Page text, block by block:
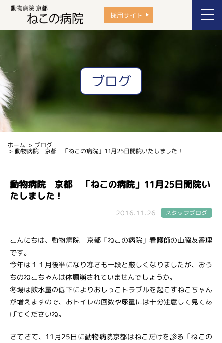
採用サイト
ブログ
ホーム ブログ
動物病院 京都 「ねこの病院」11月25日開院いたしました！
動物病院 京都 「ねこの病院」11月25日開院い
たしました！
2016.11.26 スタッフブログ
こんにちは、動物病院 京都「ねこの病院」看護師の山脇友香理
です。
今年は１１月後半になり寒さも一段と厳しくなりましたが、おう
ちのねこちゃんは体調崩されていませんでしょうか。
冬場は飲水量の低下によりおしっこトラブルを起こすねこちゃん
が増えますので、おトイレの回数や尿量には十分注意して見てあ
げてくださいね。
さてさて、11月25日に動物病院京都はねこだけを診る「ねこの